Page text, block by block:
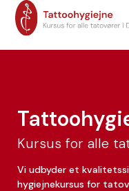
Sofie
Kursus for alle
Vi udbyder et
hygiejnekursus for